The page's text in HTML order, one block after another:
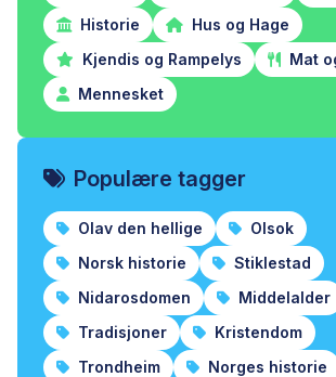
Historie
Hus og Hage
Kjendis og Rampelys
Mat
Mennesket
Populære tagger
Olav den hellige
Olsok
Norsk historie
Stiklestad
Nidarosdomen
Middelalder
Tradisjoner
Kristendom
Trondheim
Norges historie